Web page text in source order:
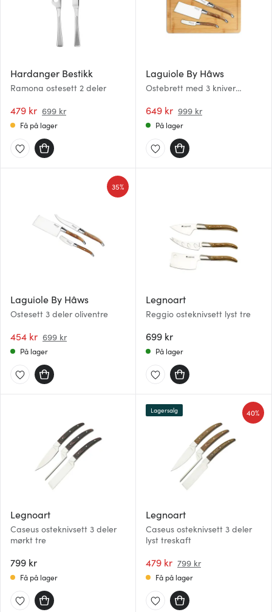
Hardanger Bestikk
Ramona ostesett 2 deler
479 kr 699 kr
Få på lager
Laguiole By Hâws
Ostebrett med 3 kniver
649 kr 999 kr
På lager
Laguiole By Hâws
Ostesett 3 deler oliventre
454 kr 699 kr
35%
På lager
Legnoart
Reggio osteknivsett lyst tre
699 kr
På lager
Legnoart
Caseus osteknivsett 3 deler
mørkt tre
799 kr
Få på lager
Legnoart
Caseus osteknivsett 3 deler
lyst treskaft
479 kr 799 kr
40%
Lagersalg
Få på lager